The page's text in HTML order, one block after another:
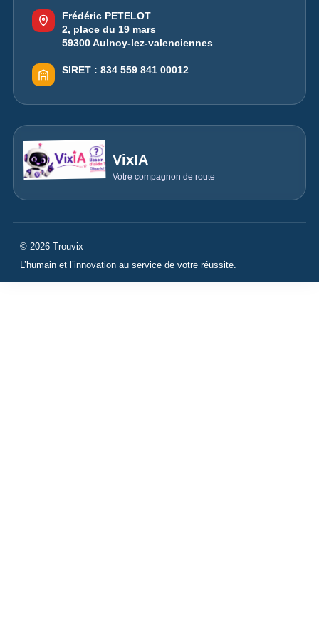
Frédéric PETELOT
2, place du 19 mars
59300 Aulnoy-lez-valenciennes
SIRET : 834 559 841 00012
VixIA
Votre compagnon de route
© 2026 Trouvix
L’humain et l’innovation au service de votre réussite.